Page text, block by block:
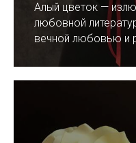
Алый цветок —
любовной
вечной любовью и